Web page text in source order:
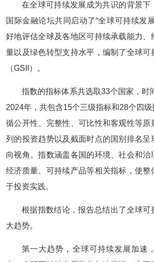
在全球可持续发展成为共识的背景下
国际金融论坛共同启动了“全球可持续发
好地评估全球及各地区可持续承载能力、
量以及绿色转型支持水平，编制了全球可
（GSII）。
指数的指标体系共选取33个国家，时
2024年，共包含15个三级指标和28个四
循公开性、完整性、可比性和客观性等原
列的投资趋势以及截面时点的国别排名呈
向视角。指数涵盖各国的环境、社会和治
经济质量、可持续产品等相关指标，使整
于投资实践。
根据指数结论，报告总结出了全球可
大趋势。
第一大趋势，全球可持续发展加速